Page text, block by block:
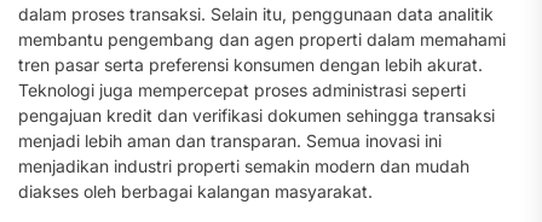
dalam proses transaksi. Selain itu, penggunaan data analitik
membantu pengembang dan agen properti dalam memahami
tren pasar serta preferensi konsumen dengan lebih akurat.
Teknologi juga mempercepat proses administrasi seperti
pengajuan kredit dan verifikasi dokumen sehingga transaksi
menjadi lebih aman dan transparan. Semua inovasi ini
menjadikan industri properti semakin modern dan mudah
diakses oleh berbagai kalangan masyarakat.